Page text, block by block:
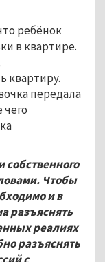
ребёнок
в квартире.
квартиру.
передала
Чтобы
и в
разъяснять
реалиях
разъяснять